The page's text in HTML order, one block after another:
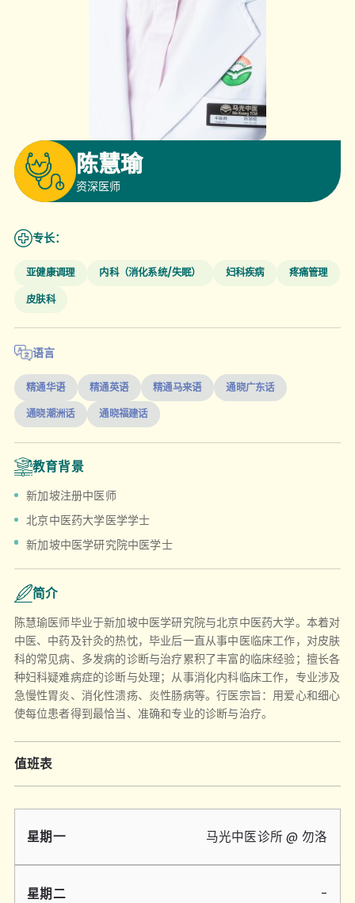
陈慧瑜
资深医师
专长：
亚健康调理 内科（消化系统/失眠） 妇科疾病
疼痛管理
皮肤科
语言
精通华语 精通英语 精通马来语
通晓广东话
通晓潮洲话
通晓福建话
教育背景
新加坡注册中医师
北京中医药大学医学学士
新加坡中医学研究院中医学士
简介
陈慧瑜医师毕业于新加坡中医学研究院与北京中医药大学。本着对
中医、中药及针灸的热忱，毕业后一直从事中医临床工作，对皮肤
科的常见病、多发病的诊断与治疗累积了丰富的临床经验；擅长各
种妇科疑难病症的诊断与处理；从事消化内科临床工作，专业涉及
急慢性胃炎、消化性溃疡、炎性肠病等。行医宗旨：用爱心和细心
使每位患者得到最恰当、准确和专业的诊断与治疗。
值班表
期
星
期期
马光中医诊所 @ 勿洛
-